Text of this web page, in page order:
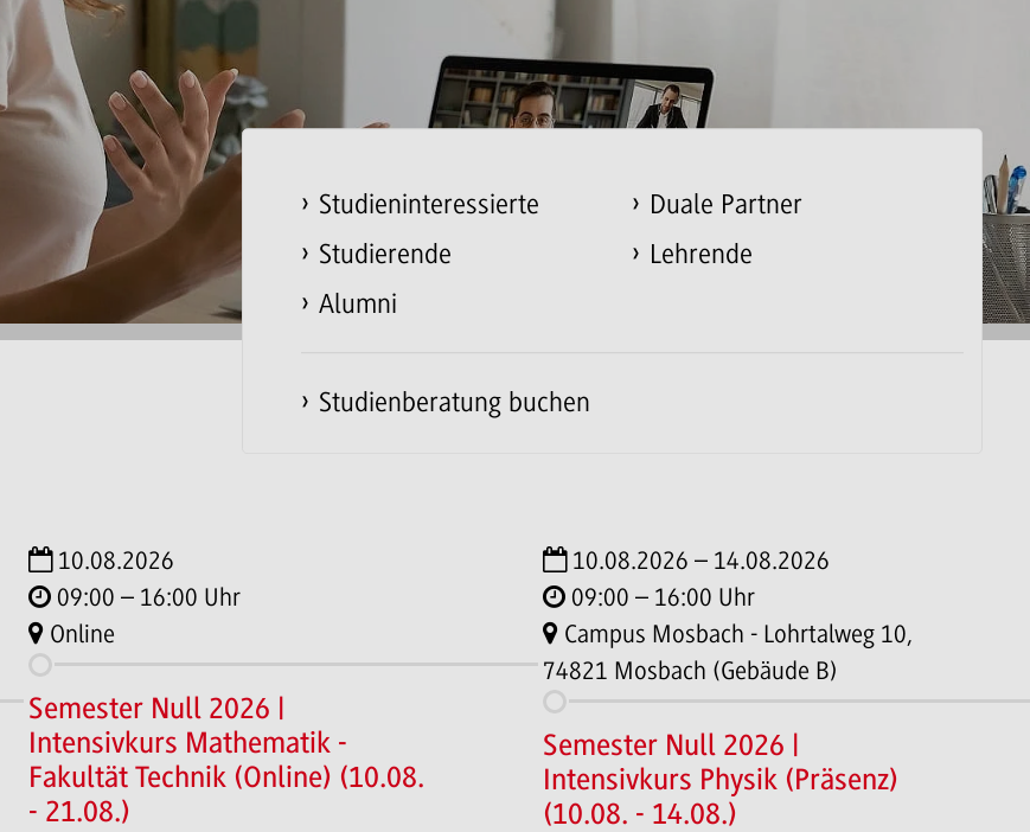
Studieninteressierte
Duale Partner
Studierende
Lehrende
Alumni
Studienberatung buchen
10.08.2026
09:00 – 16:00 Uhr
Online
Semester Null 2026 |
Intensivkurs Mathematik -
Fakultät Technik (Online) (10.08.
- 21.08.)
10.08.2026 – 14.08.2026
09:00 – 16:00 Uhr
Campus Mosbach - Lohrtalweg 10,
74821 Mosbach (Gebäude B)
Semester Null 2026 |
Intensivkurs Physik (Präsenz)
(10.08. - 14.08.)